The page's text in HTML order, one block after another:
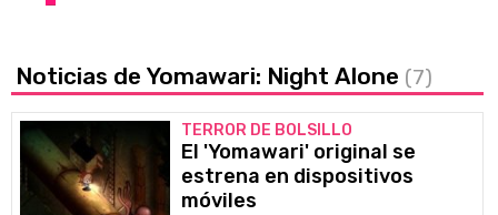
Noticias de Yomawari: Night Alone (7)
TERROR DE BOLSILLO
El 'Yomawari' original se
estrena en dispositivos
móviles